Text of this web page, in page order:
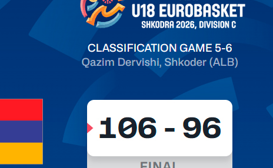
Выберите Обзор Статистика Матч сыгран 0
далее